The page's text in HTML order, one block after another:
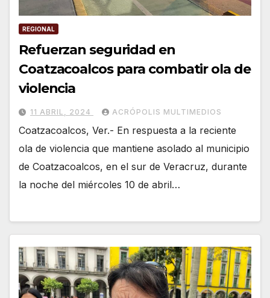
REGIONAL
Refuerzan seguridad en
Coatzacoalcos para combatir ola de
violencia
11 ABRIL, 2024 ACRÓPOLIS MULTIMEDIOS
Coatzacoalcos, Ver.- En respuesta a la reciente
ola de violencia que mantiene asolado al municipio
de Coatzacoalcos, en el sur de Veracruz, durante
la noche del miércoles 10 de abril…